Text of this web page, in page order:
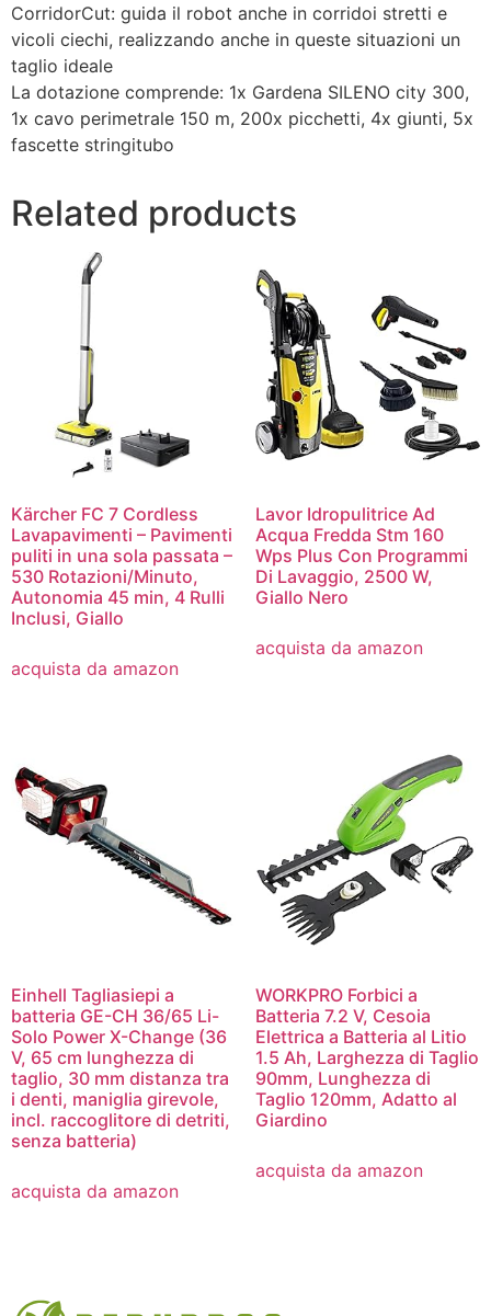
CorridorCut: guida il robot anche in corridoi stretti e
vicoli ciechi, realizzando anche in queste situazioni un
taglio ideale
La dotazione comprende: 1x Gardena SILENO city 300,
1x cavo perimetrale 150 m, 200x picchetti, 4x giunti, 5x
fascette stringitubo
Related products
Kärcher FC 7 Cordless
Lavapavimenti – Pavimenti
puliti in una sola passata –
530 Rotazioni/Minuto,
Autonomia 45 min, 4 Rulli
Inclusi, Giallo
acquista da amazon
Lavor Idropulitrice Ad
Acqua Fredda Stm 160
Wps Plus Con Programmi
Di Lavaggio, 2500 W,
Giallo Nero
acquista da amazon
Einhell Tagliasiepi a
batteria GE-CH 36/65 Li-
Solo Power X-Change (36
V, 65 cm lunghezza di
taglio, 30 mm distanza tra
i denti, maniglia girevole,
incl. raccoglitore di detriti,
senza batteria)
acquista da amazon
WORKPRO Forbici a
Batteria 7.2 V, Cesoia
Elettrica a Batteria al Litio
1.5 Ah, Larghezza di Taglio
90mm, Lunghezza di
Taglio 120mm, Adatto al
Giardino
acquista da amazon